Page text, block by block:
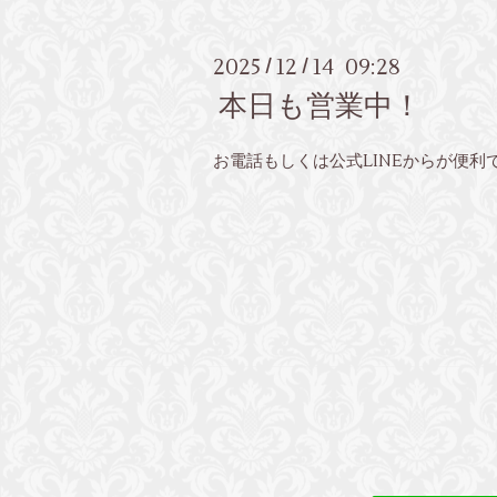
2025 / 12 / 14 09:28
本日も営業中！
お電話もしくは公式LINEからが便利